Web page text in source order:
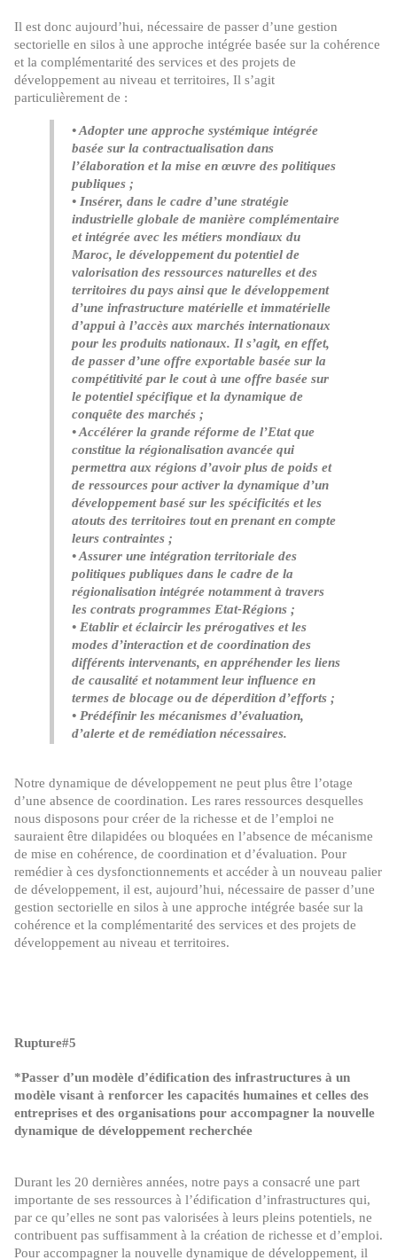
Il est donc aujourd’hui, nécessaire de passer d’une gestion
sectorielle en silos à une approche intégrée basée sur la cohérence
et la complémentarité des services et des projets de
développement au niveau et territoires, Il s’agit
particulièrement de :
• Adopter une approche systémique intégrée
basée sur la contractualisation dans
l’élaboration et la mise en œuvre des politiques
publiques ;
• Insérer, dans le cadre d’une stratégie
industrielle globale de manière complémentaire
et intégrée avec les métiers mondiaux du
Maroc, le développement du potentiel de
valorisation des ressources naturelles et des
territoires du pays ainsi que le développement
d’une infrastructure matérielle et immatérielle
d’appui à l’accès aux marchés internationaux
pour les produits nationaux. Il s’agit, en effet,
de passer d’une offre exportable basée sur la
compétitivité par le cout à une offre basée sur
le potentiel spécifique et la dynamique de
conquête des marchés ;
• Accélérer la grande réforme de l’Etat que
constitue la régionalisation avancée qui
permettra aux régions d’avoir plus de poids et
de ressources pour activer la dynamique d’un
développement basé sur les spécificités et les
atouts des territoires tout en prenant en compte
leurs contraintes ;
• Assurer une intégration territoriale des
politiques publiques dans le cadre de la
régionalisation intégrée notamment à travers
les contrats programmes Etat-Régions ;
• Etablir et éclaircir les prérogatives et les
modes d’interaction et de coordination des
différents intervenants, en appréhender les liens
de causalité et notamment leur influence en
termes de blocage ou de déperdition d’efforts ;
• Prédéfinir les mécanismes d’évaluation,
d’alerte et de remédiation nécessaires.
Notre dynamique de développement ne peut plus être l’otage
d’une absence de coordination. Les rares ressources desquelles
nous disposons pour créer de la richesse et de l’emploi ne
sauraient être dilapidées ou bloquées en l’absence de mécanisme
de mise en cohérence, de coordination et d’évaluation. Pour
remédier à ces dysfonctionnements et accéder à un nouveau palier
de développement, il est, aujourd’hui, nécessaire de passer d’une
gestion sectorielle en silos à une approche intégrée basée sur la
cohérence et la complémentarité des services et des projets de
développement au niveau et territoires.
Rupture#5
*Passer d’un modèle d’édification des infrastructures à un
modèle visant à renforcer les capacités humaines et celles des
entreprises et des organisations pour accompagner la nouvelle
dynamique de développement recherchée
Durant les 20 dernières années, notre pays a consacré une part
importante de ses ressources à l’édification d’infrastructures qui,
par ce qu’elles ne sont pas valorisées à leurs pleins potentiels, ne
contribuent pas suffisamment à la création de richesse et d’emploi.
Pour accompagner la nouvelle dynamique de développement, il